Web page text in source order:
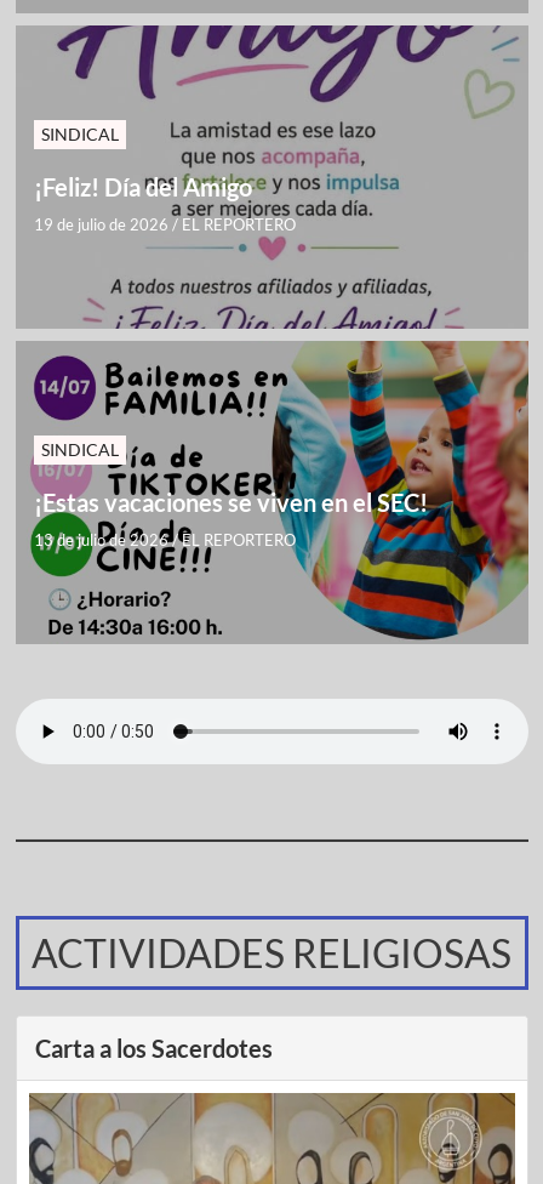
SINDICAL
¡Feliz! Día del Amigo
19 de julio de 2026 / EL REPORTERO
SINDICAL
¡Estas vacaciones se viven en el SEC!
13 de julio de 2026/EL REPORTERO
ACTIVIDADES RELIGIOSAS
Carta a los Sacerdotes